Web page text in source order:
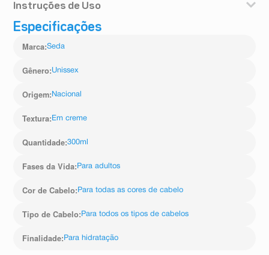
Instruções de Uso
Dúvidas de como usar esse creme para cabelo? É
condicionador, seque os cabelos com uma toalha.
usando os dedos. Espalhe o produto de maneira
pentear e ARRASAR! #JuntasArrasamos
Seus cabelos mega hidratados e umectados, prontos
Para resultados ainda melhores experimente a toda a
tratamento de Seda.
Especificações
Marca:Seda
Gênero:Unissex
Origem: Nacional
Textura: Em creme
Quantidade:300ml
Fases da Vida: Para adultos
Cor de Cabelo: Para todas as cores de cabelo
Tipo de Cabelo: Para todos os tipos de cabelos
Finalidade: Para hidratação